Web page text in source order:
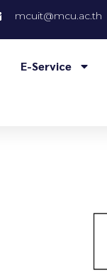
mcuit@mcu.ac.th
E-Service